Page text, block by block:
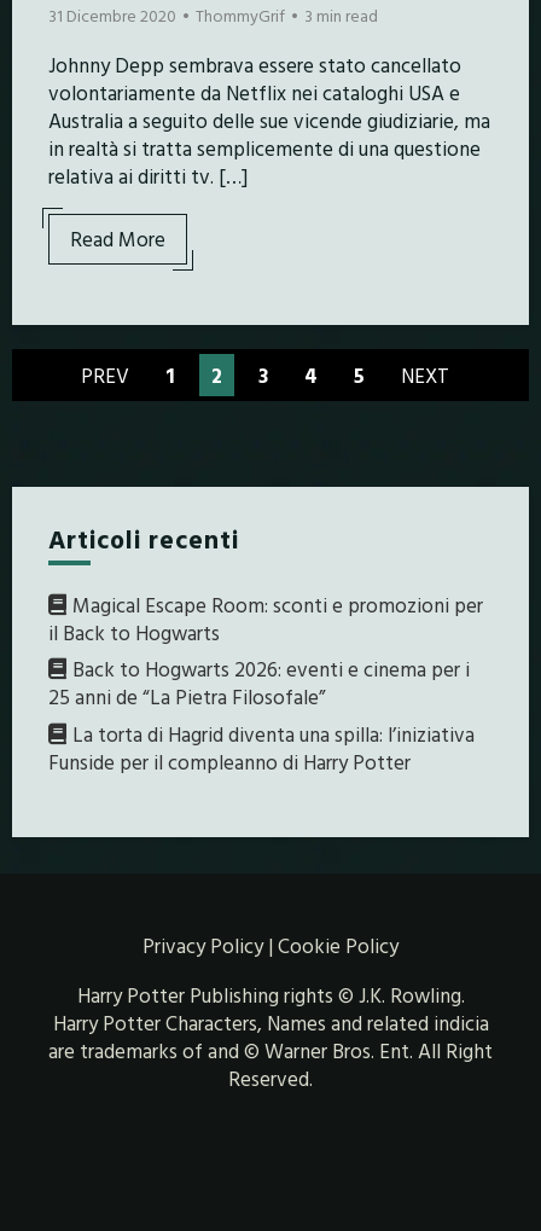
31 Dicembre 2020 ThommyGrif 3 min read
Johnny Depp sembrava essere stato cancellato
volontariamente da Netflix nei cataloghi USA e
Australia a seguito delle sue vicende giudiziarie, ma
in realtà si tratta semplicemente di una questione
relativa ai diritti tv. […]
Read More
PREV 1 2 3 4 5 NEXT
Articoli recenti
Magical Escape Room: sconti e promozioni per
il Back to Hogwarts
Back to Hogwarts 2026: eventi e cinema per i
25 anni de “La Pietra Filosofale”
La torta di Hagrid diventa una spilla: l’iniziativa
Funside per il compleanno di Harry Potter
Privacy Policy| Cookie Policy
Harry Potter Publishing rights © J.K. Rowling.
Harry Potter Characters, Names and related indicia
are trademarks of and © Warner Bros. Ent. All Right
Reserved.